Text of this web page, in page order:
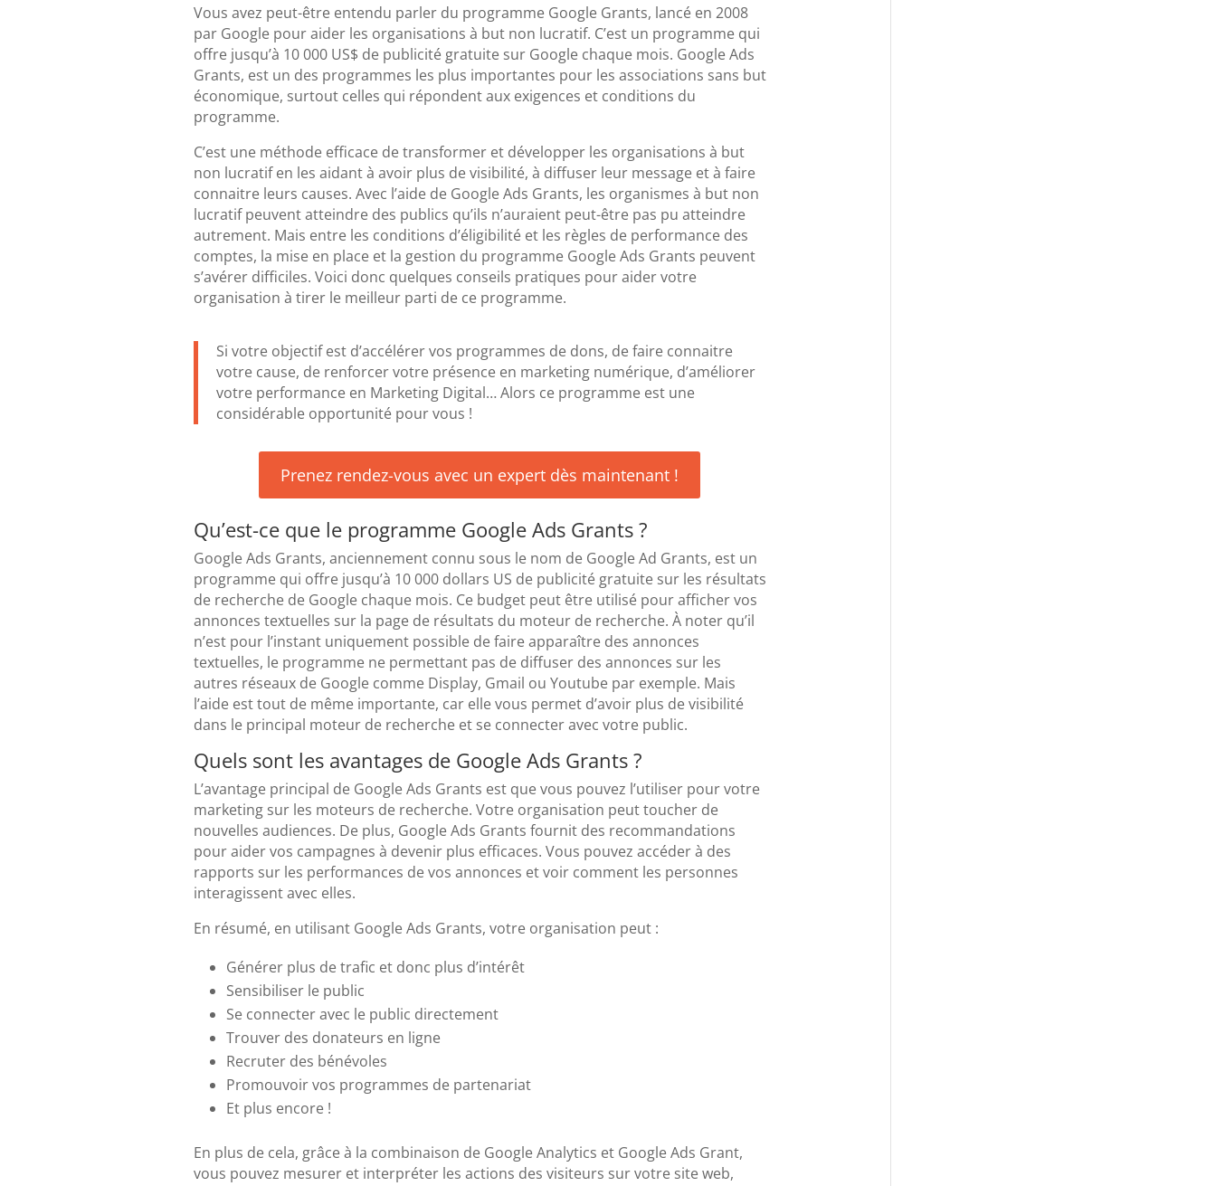
Vous avez peut-être entendu parler du programme Google Grants, lancé en 2008
par Google pour aider les organisations à but non lucratif. C’est un programme qui
offre jusqu’à 10 000 US$ de publicité gratuite sur Google chaque mois. Google Ads
Grants, est un des programmes les plus importantes pour les associations sans but
économique, surtout celles qui répondent aux exigences et conditions du
programme.
C’est une méthode efficace de transformer et développer les organisations à but
non lucratif en les aidant à avoir plus de visibilité, à diffuser leur message et à faire
connaitre leurs causes. Avec l’aide de Google Ads Grants, les organismes à but non
lucratif peuvent atteindre des publics qu’ils n’auraient peut-être pas pu atteindre
autrement. Mais entre les conditions d’éligibilité et les règles de performance des
comptes, la mise en place et la gestion du programme Google Ads Grants peuvent
s’avérer difficiles. Voici donc quelques conseils pratiques pour aider votre
organisation à tirer le meilleur parti de ce programme.
Si votre objectif est d’accélérer vos programmes de dons, de faire connaitre
votre cause, de renforcer votre présence en marketing numérique, d’améliorer
votre performance en Marketing Digital… Alors ce programme est une
considérable opportunité pour vous !
Prenez rendez-vous avec un expert dès maintenant !
Qu’est-ce que le programme Google Ads Grants ?
Google Ads Grants, anciennement connu sous le nom de Google Ad Grants, est un
programme qui offre jusqu’à 10 000 dollars US de publicité gratuite sur les résultats
de recherche de Google chaque mois. Ce budget peut être utilisé pour afficher vos
annonces textuelles sur la page de résultats du moteur de recherche. À noter qu’il
n’est pour l’instant uniquement possible de faire apparaître des annonces
textuelles, le programme ne permettant pas de diffuser des annonces sur les
autres réseaux de Google comme Display, Gmail ou Youtube par exemple. Mais
l’aide est tout de même importante, car elle vous permet d’avoir plus de visibilité
dans le principal moteur de recherche et se connecter avec votre public.
Quels sont les avantages de Google Ads Grants ?
L’avantage principal de Google Ads Grants est que vous pouvez l’utiliser pour votre
marketing sur les moteurs de recherche. Votre organisation peut toucher de
nouvelles audiences. De plus, Google Ads Grants fournit des recommandations
pour aider vos campagnes à devenir plus efficaces. Vous pouvez accéder à des
rapports sur les performances de vos annonces et voir comment les personnes
interagissent avec elles.
En résumé, en utilisant Google Ads Grants, votre organisation peut :
Générer plus de trafic et donc plus d’intérêt
Sensibiliser le public
Se connecter avec le public directement
Trouver des donateurs en ligne
Recruter des bénévoles
Promouvoir vos programmes de partenariat
Et plus encore !
En plus de cela, grâce à la combinaison de Google Analytics et Google Ads Grant,
vous pouvez mesurer et interpréter les actions des visiteurs sur votre site web,